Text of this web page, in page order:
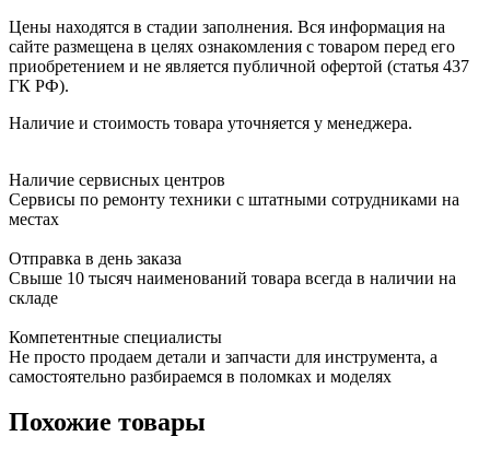
Цены находятся в стадии заполнения. Вся информация на
сайте размещена в целях ознакомления с товаром перед его
приобретением и не является публичной офертой (статья 437
ГК РФ).
Наличие и стоимость товара уточняется у менеджера.
Наличие сервисных центров
Сервисы по ремонту техники с штатными сотрудниками на
местах
Отправка в день заказа
Свыше 10 тысяч наименований товара всегда в наличии на
складе
Компетентные специалисты
Не просто продаем детали и запчасти для инструмента, а
самостоятельно разбираемся в поломках и моделях
Похожие товары